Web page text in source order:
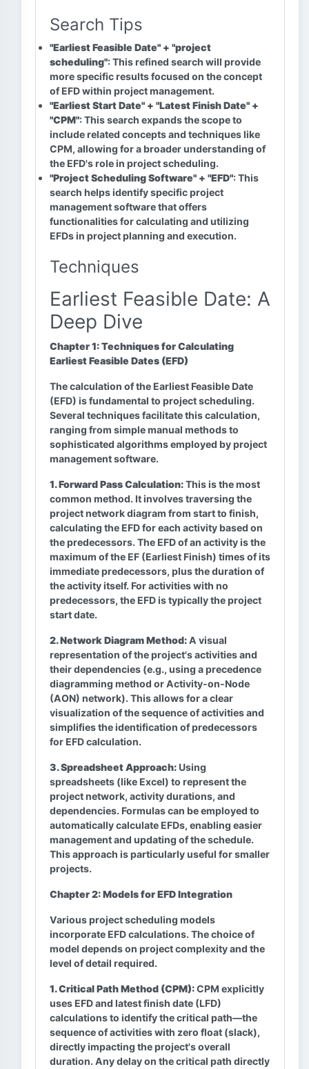
Search Tips
"Earliest Feasible Date" + "project
scheduling": This refined search will provide
more specific results focused on the concept
of EFD within project management.
"Earliest Start Date" + "Latest Finish Date" +
"CPM": This search expands the scope to
include related concepts and techniques like
CPM, allowing for a broader understanding of
the EFD's role in project scheduling.
"Project Scheduling Software" + "EFD": This
search helps identify specific project
management software that offers
functionalities for calculating and utilizing
EFDs in project planning and execution.
Techniques
Earliest Feasible Date: A
Deep Dive
Chapter 1: Techniques for Calculating
Earliest Feasible Dates (EFD)
The calculation of the Earliest Feasible Date
(EFD) is fundamental to project scheduling.
Several techniques facilitate this calculation,
ranging from simple manual methods to
sophisticated algorithms employed by project
management software.
1. Forward Pass Calculation:This is the most
common method. It involves traversing the
project network diagram from start to finish,
calculating the EFD for each activity based on
the predecessors. The EFD of an activity is the
maximum of the EF (Earliest Finish) times of its
immediate predecessors, plus the duration of
the activity itself. For activities with no
predecessors, the EFD is typically the project
start date.
2. Network Diagram Method:A visual
representation of the project's activities and
their dependencies (e.g., using a precedence
diagramming method or Activity-on-Node
(AON) network). This allows for a clear
visualization of the sequence of activities and
simplifies the identification of predecessors
for EFD calculation.
3. Spreadsheet Approach: Using
spreadsheets (like Excel) to represent the
project network, activity durations, and
dependencies. Formulas can be employed to
automatically calculate EFDs, enabling easier
management and updating of the schedule.
This approach is particularly useful for smaller
projects.
Chapter 2: Models for EFD Integration
Various project scheduling models
incorporate EFD calculations. The choice of
model depends on project complexity and the
level of detail required.
1. Critical Path Method (CPM):CPM explicitly
uses EFD and latest finish date (LFD)
calculations to identify the critical path—the
sequence of activities with zero float (slack),
directly impacting the project's overall
duration. Any delay on the critical path directly